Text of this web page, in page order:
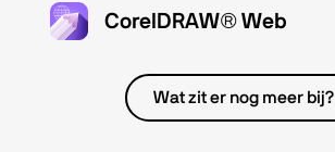
CorelDRAW® Web
Wat zit er nog meer bij?